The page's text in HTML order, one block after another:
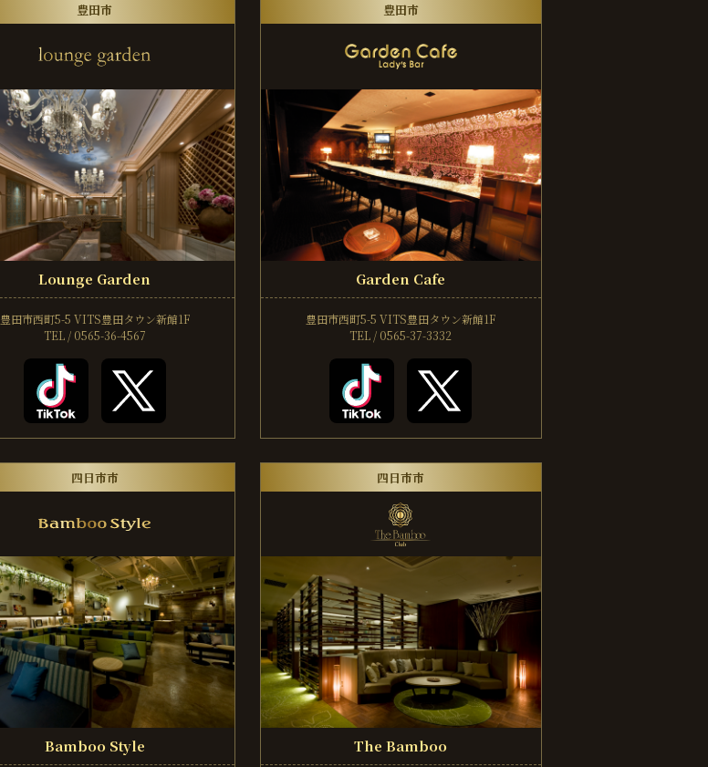
豊田市
Lounge Garden
豊田市西町5-5 VITS豊田タウン新館1F
TEL / 0565-36-4567
豊田市
Garden Cafe
豊田市西町5-5VITS豊田タウン新館1F
TEL / 0565-37-3332
四日市市
Bamboo Style
四日市市
The Bamboo